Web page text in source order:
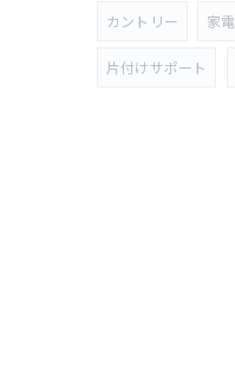
カントリー 家電
片付けサポート